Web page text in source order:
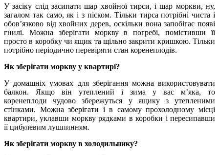
У засіку слід засипати шар хвойної тирси, і шар моркви, ну,
загалом так само, як і з піском. Тільки тирса потрібні чиста і
обов’язково від хвойних дерев, оскільки вона запобігає появі
гнилі. Можна зберігати моркву в погребі, помістивши її
просто в коробку чи ящик та щільно закрити кришкою. Тільки
потрібно періодично перевіряти стан коренеплодів.
Як зберігати моркву у квартирі?
У домашніх умовах для зберігання можна використовувати
балкон. Якщо він утеплений і зима у вас м’яка, то
коренеплоди чудово збережуться у ящику з утепленими
стінками. Можна зберігати і в самому прохолодному місці
квартири, уклавши моркву рядками в коробки і пересипавши
її цибулевим лушпинням.
Як зберігати моркву в холодильнику?